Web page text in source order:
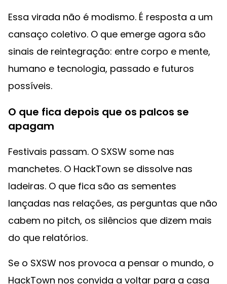
Essa virada não é modismo. É resposta a um
cansaço coletivo. O que emerge agora são
sinais de reintegração: entre corpo e mente,
humano e tecnologia, passado e futuros
possíveis.
O que fica depois que os palcos se
apagam
Festivais passam. O SXSW some nas
manchetes. O HackTown se dissolve nas
ladeiras. O que fica são as sementes
lançadas nas relações, as perguntas que não
cabem no pitch, os silêncios que dizem mais
do que relatórios.
Se o SXSW nos provoca a pensar o mundo, o
HackTown nos convida a voltar para a casa